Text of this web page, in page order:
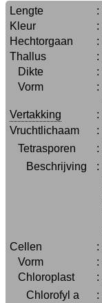
Lengte :
Kleur
:
Hechtorgaan
:
Thallus
:
Dikte
:
Vorm
:
Vertakking
:
Vruchtlichaam
:
Tetrasporen :
Beschrijving :
Cellen :
Vorm
:
Chloroplast
:
Chlorofyl a :